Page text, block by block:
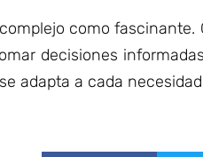
como
decisiones
adapta a cada